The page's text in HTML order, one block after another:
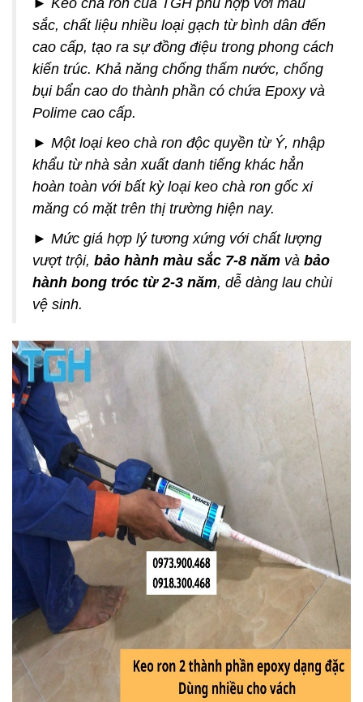
► Keo chà ron của TGH phù hợp với màu
sắc, chất liệu nhiều loại gạch từ bình dân đến
cao cấp, tạo ra sự đồng điệu trong phong cách
kiến trúc. Khả năng chống thấm nước, chống
bụi bẩn cao do thành phần có chứa Epoxy và
Polime cao cấp.
► Một loại keo chà ron độc quyền từ Ý, nhập
khẩu từ nhà sản xuất danh tiếng khác hẳn
hoàn toàn với bất kỳ loại keo chà ron gốc xi
măng có mặt trên thị trường hiện nay.
► Mức giá hợp lý tương xứng với chất lượng
vượt trội, bảo hành màu sắc 7-8 năm và bảo
hành bong tróc từ 2-3 năm, dễ dàng lau chùi
vệ sinh.